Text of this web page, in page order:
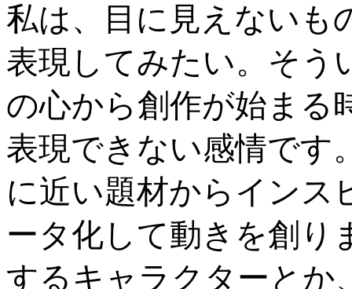
私は、目に見えないも
表現してみたい。そう
の心から創作が始まる
表現できない感情です
に近い題材からインス
ータ化して動きを創り
するキャラクターとか